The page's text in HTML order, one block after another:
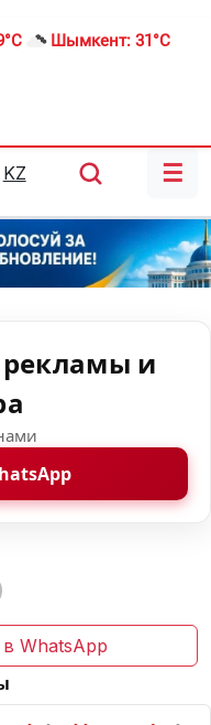
Шымкент: 31°C
KZ ☰
и
WhatsApp